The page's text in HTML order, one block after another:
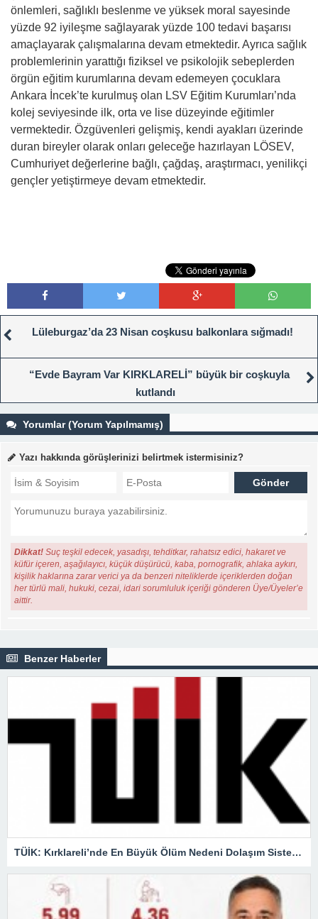
önlemleri, sağlıklı beslenme ve yüksek moral sayesinde
yüzde 92 iyileşme sağlayarak yüzde 100 tedavi başarısı
amaçlayarak çalışmalarına devam etmektedir. Ayrıca sağlık
problemlerinin yarattığı fiziksel ve psikolojik sebeplerden
örgün eğitim kurumlarına devam edemeyen çocuklara
Ankara İncek’te kurulmuş olan LSV Eğitim Kurumları’nda
kolej seviyesinde ilk, orta ve lise düzeyinde eğitimler
vermektedir. Özgüvenleri gelişmiş, kendi ayakları üzerinde
duran bireyler olarak onları geleceğe hazırlayan LÖSEV,
Cumhuriyet değerlerine bağlı, çağdaş, araştırmacı, yenilikçi
gençler yetiştirmeye devam etmektedir.
Lüleburgaz’da 23 Nisan coşkusu balkonlara sığmadı!
“Evde Bayram Var KIRKLARELİ” büyük bir coşkuyla
kutlandı
Yorumlar (Yorum Yapılmamış)
Yazı hakkında görüşlerinizi belirtmek istermisiniz?
Dikkat! Suç teşkil edecek, yasadışı, tehditkar, rahatsız edici, hakaret ve
küfür içeren, aşağılayıcı, küçük düşürücü, kaba, pornografik, ahlaka aykırı,
kişilik haklarına zarar verici ya da benzeri niteliklerde içeriklerden doğan
her türlü mali, hukuki, cezai, idari sorumluluk içeriği gönderen Üye/Üyeler’e
aittir.
Benzer Haberler
TÜİK: Kırklareli’nde En Büyük Ölüm Nedeni Dolaşım Sistemi Hastalıkları